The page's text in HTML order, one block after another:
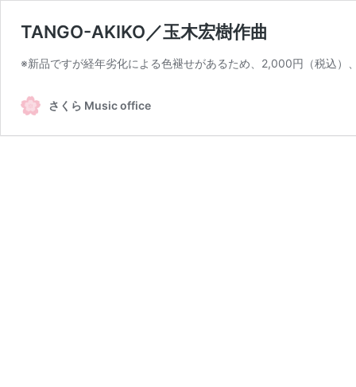
TANGO-AKIKO／玉木宏樹作曲
※新品ですが経年劣化による色褪せがあるため、2,000円（税込）
さくら Music office